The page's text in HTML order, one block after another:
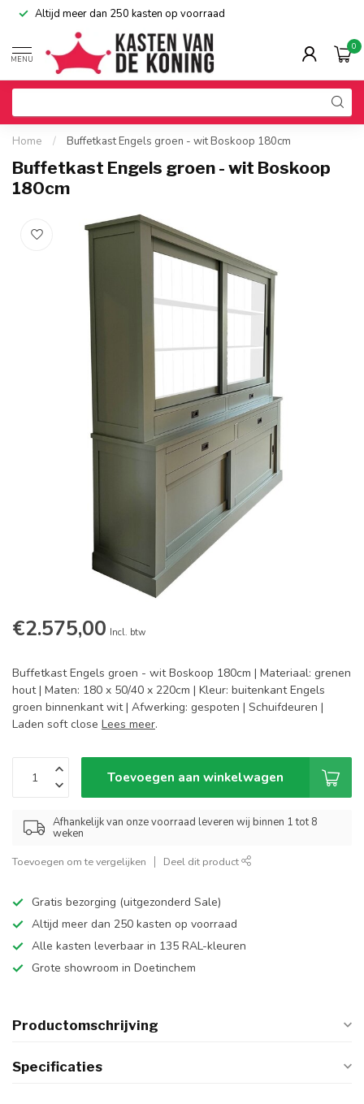
Altijd meer dan 250 kasten op voorraad
MENU
0
Home / Buffetkast Engels groen - wit Boskoop 180cm
Buffetkast Engels groen - wit Boskoop
180cm
€2.575,00 Incl. btw
Buffetkast Engels groen - wit Boskoop 180cm | Materiaal: grenen
hout | Maten: 180 x 50/40 x 220cm | Kleur: buitenkant Engels
groen binnenkant wit | Afwerking: gespoten | Schuifdeuren |
Laden soft close Lees meer.
Toevoegen aan winkelwagen
Afhankelijk van onze voorraad leveren wij binnen 1 tot 8
weken
Toevoegen om te vergelijken Deel dit product
Gratis bezorging (uitgezonderd Sale)
Altijd meer dan 250 kasten op voorraad
Alle kasten leverbaar in 135 RAL-kleuren
Grote showroom in Doetinchem
Productomschrijving
Specificaties